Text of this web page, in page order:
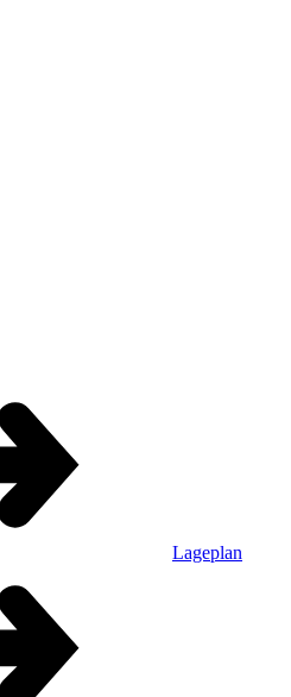
Lageplan